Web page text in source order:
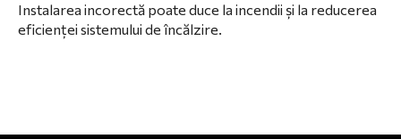
Instalarea incorectă poate duce la incendii și la reducerea
eficienței sistemului de încălzire.